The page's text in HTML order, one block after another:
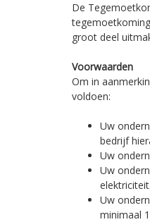
De
groot deel
Voorwaarden
Om in
voldoen:
Uw
bedrijf
Uw
Uw
elektriciteit.
Uw
minimaal